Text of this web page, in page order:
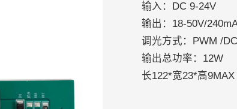
输入：DC 9-24V
输出：
调光方式：PWM /
输出总功率：12W
长122*宽23*高9MAX